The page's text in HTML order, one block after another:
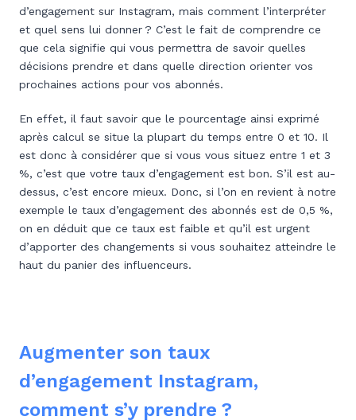
d’engagement sur Instagram, mais comment l’interpréter
et quel sens lui donner ? C’est le fait de comprendre ce
que cela signifie qui vous permettra de savoir quelles
décisions prendre et dans quelle direction orienter vos
prochaines actions pour vos abonnés.
En effet, il faut savoir que le pourcentage ainsi exprimé
après calcul se situe la plupart du temps entre 0 et 10. Il
est donc à considérer que si vous vous situez entre 1 et 3
%, c’est que votre taux d’engagement est bon. S’il est au-
dessus, c’est encore mieux. Donc, si l’on en revient à notre
exemple le taux d’engagement des abonnés est de 0,5 %,
on en déduit que ce taux est faible et qu’il est urgent
d’apporter des changements si vous souhaitez atteindre le
haut du panier des influenceurs.
Augmenter son taux
d’engagement Instagram,
comment s’y prendre ?